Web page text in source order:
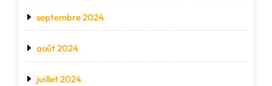
septembre 2024
août 2024
juillet 2024